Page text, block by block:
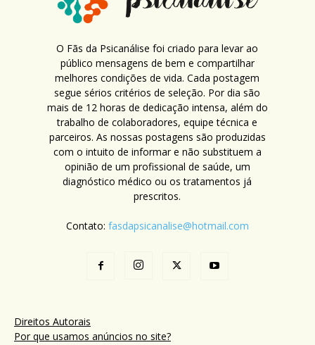
O Fãs da Psicanálise foi criado para levar ao
público mensagens de bem e compartilhar
melhores condições de vida. Cada postagem
segue sérios critérios de seleção. Por dia são
mais de 12 horas de dedicação intensa, além do
trabalho de colaboradores, equipe técnica e
parceiros. As nossas postagens são produzidas
com o intuito de informar e não substituem a
opinião de um profissional de saúde, um
diagnóstico médico ou os tratamentos já
prescritos.
Contato: fasdapsicanalise@hotmail.com
Direitos Autorais
Por que usamos anúncios no site?